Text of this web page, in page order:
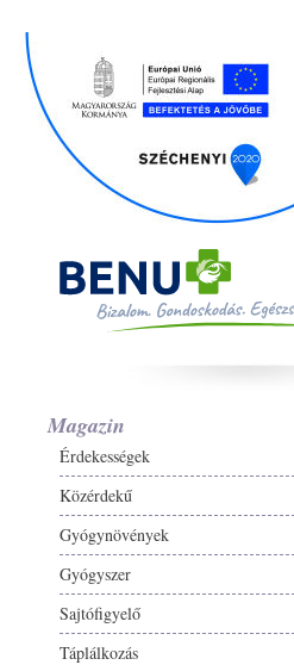
Magazin
Érdekességek
Közérdekű
Gyógynövények
Gyógyszer
Sajtófigyelő
Táplálkozás